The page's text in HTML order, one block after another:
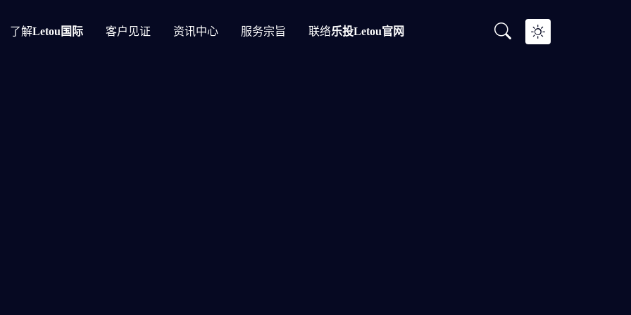
了解Letou国际 客户见证 资讯中心 服务宗旨 联络乐投letou官网